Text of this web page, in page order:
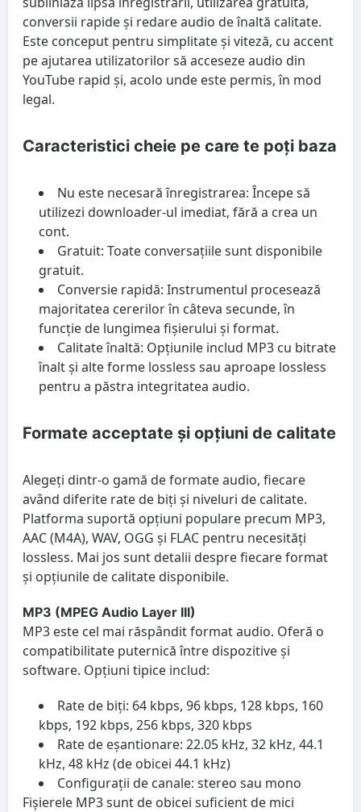
conversii rapide și redare audio de înaltă calitate.
Este conceput pentru simplitate și viteză, cu accent
pe ajutarea utilizatorilor să acceseze audio din
YouTube rapid și, acolo unde este permis, în mod
legal.
Caracteristici cheie pe care te poți baza
Nu este necesară înregistrarea: Începe să
utilizezi downloader-ul imediat, fără a crea un
cont.
Gratuit: Toate conversațiile sunt disponibile
gratuit.
Conversie rapidă: Instrumentul procesează
majoritatea cererilor în câteva secunde, în
funcție de lungimea fișierului și format.
Calitate înaltă: Opțiunile includ MP3 cu bitrate
înalt și alte forme lossless sau aproape lossless
pentru a păstra integritatea audio.
Formate acceptate și opțiuni de calitate
Alegeți dintr-o gamă de formate audio, fiecare
având diferite rate de biți și niveluri de calitate.
Platforma suportă opțiuni populare precum MP3,
AAC (M4A), WAV, OGG și FLAC pentru necesități
lossless. Mai jos sunt detalii despre fiecare format
și opțiunile de calitate disponibile.
MP3 (MPEG Audio Layer III)
MP3 este cel mai răspândit format audio. Oferă o
compatibilitate puternică între dispozitive și
software. Opțiuni tipice includ:
Rate de biți: 64 kbps, 96 kbps, 128 kbps, 160
kbps, 192 kbps, 256 kbps, 320 kbps
Rate de eșantionare: 22.05 kHz, 32 kHz, 44.1
kHz, 48 kHz (de obicei 44.1 kHz)
Configurații de canale: stereo sau mono
Fișierele MP3 sunt de obicei suficient de mici